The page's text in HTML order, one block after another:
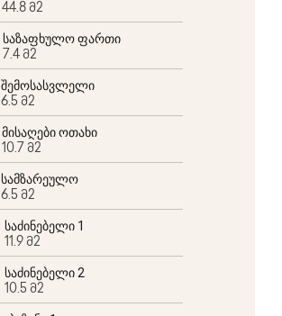
44.8 მ2
საზაფხულო ფართი
7.4 მ2
შემოსასვლელი
6.5 მ2
მისაღები ოთახი
10.7 მ2
სამზარეულო
6.5 მ2
საძინებელი 1
11.9 მ2
საძინებელი 2
10.5 მ2